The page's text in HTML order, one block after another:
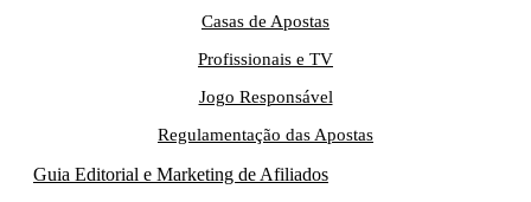
Casas de Apostas
Profissionais e TV
Jogo Responsável
Regulamentação das Apostas
Guia Editorial e Marketing de Afiliados